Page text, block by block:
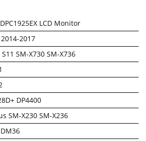
LCD Monitor
2017
SM-X730 SM-X736
DP4400
SM-X230 SM-X236